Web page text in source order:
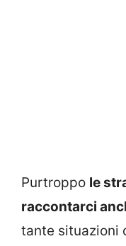
Purtroppo le
raccontarci
tante situazioni